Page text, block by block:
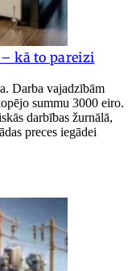
kā to pareizi
Darba vajadzībām
summu 3000 eiro.
darbības žurnālā,
preces iegādei